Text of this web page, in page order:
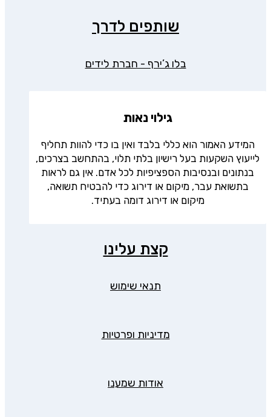
שותפים לדרך
בלו ג’ירף - חברת לידים
גילוי נאות
המידע האמור הוא כללי בלבד ואין בו כדי להוות תחליף
לייעוץ השקעות בעל רישיון בלתי תלוי, בהתחשב בצרכים,
בנתונים ובנסיבות הספציפיות לכל אדם. אין גם לראות
בתשואת עבר, מיקום או דירוג כדי להבטיח תשואה,
מיקום או דירוג דומה בעתיד.
קצת עלינו
תנאי שימוש
מדיניות ופרטיות
אודות שמענו